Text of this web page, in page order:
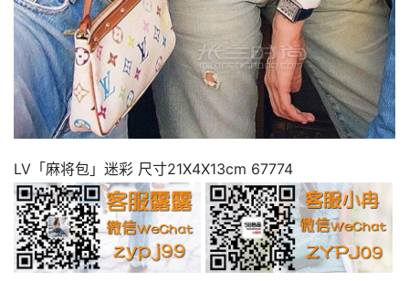
LV「麻将包」迷彩 尺寸21X4X13cm 67774